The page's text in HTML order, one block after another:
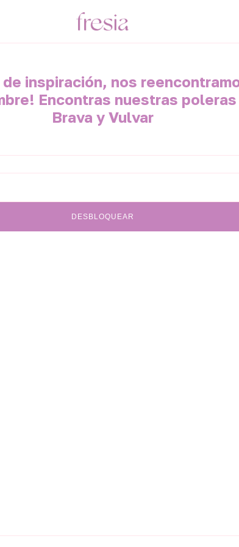
de inspiración, nos
Encontras nuestras poleras
Brava y Vulvar
DESBLOQUEAR